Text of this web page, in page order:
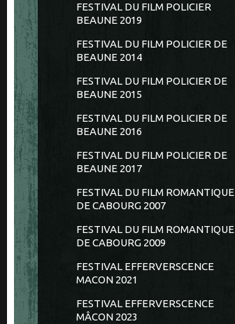
FESTIVAL DU FILM POLICIER
BEAUNE 2019
FESTIVAL DU FILM POLICIER DE
BEAUNE 2014
FESTIVAL DU FILM POLICIER DE
BEAUNE 2015
FESTIVAL DU FILM POLICIER DE
BEAUNE 2016
FESTIVAL DU FILM POLICIER DE
BEAUNE 2017
FESTIVAL DU FILM ROMANTIQUE
DE CABOURG 2007
FESTIVAL DU FILM ROMANTIQUE
DE CABOURG 2009
FESTIVAL EFFERVERSCENCE
MACON 2021
FESTIVAL EFFERVERSCENCE
MÂCON 2023